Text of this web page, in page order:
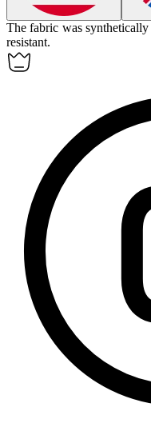
The fabric was synthetically
resistant.